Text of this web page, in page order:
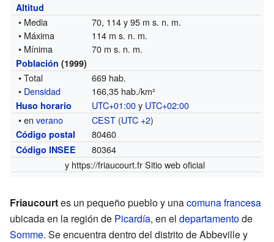
Altitud
• Media
70, 114 y 95 m s. n. m.
• Máxima
114 m s. n. m.
• Mínima
70 m s. n. m.
Población (1999)
• Total
669 hab.
• Densidad 166,35 hab./km²
Huso horario UTC+01:00y UTC+02:00
• enverano CEST (UTC +2)
Código postal 80460
Código INSEE
80364
y https://friaucourt.frSitio web oficial
Friaucourtes un pequeño pueblo y unacomuna francesa
ubicada en la región de Picardía, en el departamentode
Somme. Se encuentra dentro del distrito de Abbeville y